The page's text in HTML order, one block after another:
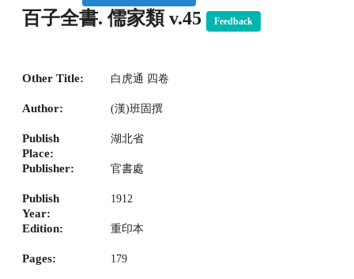
百子全書. 儒家類 v.45 Feedback
Other Title: 白虎通 四卷
Author: (漢)班固撰
Publish
Place:
湖北省
Publisher: 官書處
Publish
Year:
1912
Edition: 重印本
Pages: 179